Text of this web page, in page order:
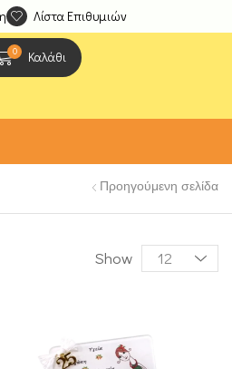
δημιουργίες από τους
Λίστα Επιθυμιών
0 Καλάθι
Προηγούμενη σελίδα
Show